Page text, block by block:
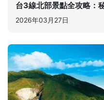
台3線北部景點全攻略：
2026年03月27日